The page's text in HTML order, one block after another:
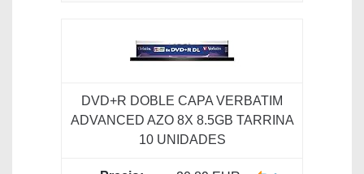
DVD+R DOBLE CAPA VERBATIM
ADVANCED AZO 8X 8.5GB TARRINA
10 UNIDADES